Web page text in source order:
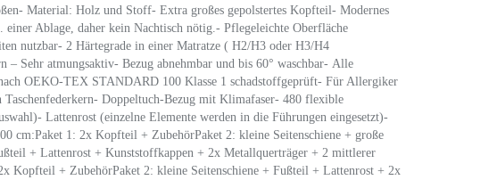
Material: Holz und Stoff- Extra großes gepolstertes Kopfteil- Modernes
Ablage, daher kein Nachtisch nötig.- Pflegeleichte Oberfläche
nutzbar- 2 Härtegrade in einer Matratze ( H2/H3 oder H3/H4
Sehr atmungsaktiv- Bezug abnehmbar und bis 60° waschbar- Alle
OEKO-TEX STANDARD 100 Klasse 1 schadstoffgeprüft- Für Allergiker
Taschenfederkern- Doppeltuch-Bezug mit Klimafaser- 480 flexible
Lattenrost (einzelne Elemente werden in die Führungen eingesetzt)-
cm:Paket 1: 2x Kopfteil + ZubehörPaket 2: kleine Seitenschiene + große
+ Lattenrost + Kunststoffkappen + 2x Metallquerträger + 2 mittlerer
Kopfteil + ZubehörPaket 2: kleine Seitenschiene + Fußteil + Lattenrost + 2x